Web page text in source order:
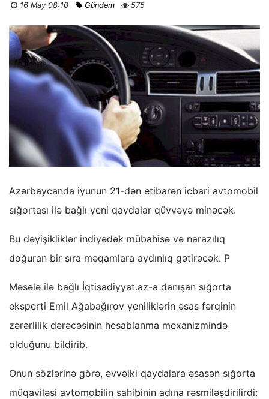
16 May 08:10 Gündəm 575
Azərbaycanda iyunun 21-dən etibarən icbari avtomobil
sığortası ilə bağlı yeni qaydalar qüvvəyə minəcək.
Bu dəyişikliklər indiyədək mübahisə və narazılıq
doğuran bir sıra məqamlara aydınlıq gətirəcək. P
Məsələ ilə bağlı İqtisadiyyat.az-a danışan sığorta
eksperti Emil Ağabağırov yeniliklərin əsas fərqinin
zərərlilik dərəcəsinin hesablanma mexanizmində
olduğunu bildirib.
Onun sözlərinə görə, əvvəlki qaydalara əsasən sığorta
müqaviləsi avtomobilin sahibinin adına rəsmiləşdirilirdi: